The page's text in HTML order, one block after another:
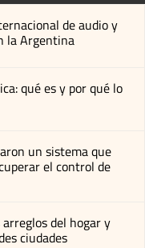
de audio y
la Argentina
qué es y por qué lo
un sistema que
el control de
arreglos del hogar y
ciudades